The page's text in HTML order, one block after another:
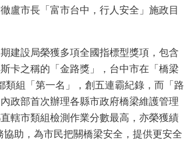
盧市長「富市台中，行人安全」施政目
建設局榮獲多項全國指標型獎項，包含
卡之稱的「金路獎」，台中市在「橋梁
類組「第一名」，創五連霸紀錄，而「路
政部首次辦理各縣市政府橋梁維護管理
轄市類組檢測作業分數最高，亦榮獲績
助，為市民把關橋梁安全，提供更安全